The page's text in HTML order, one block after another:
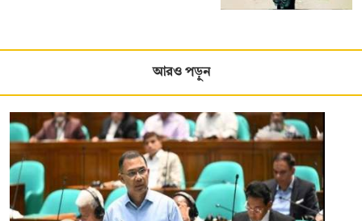
আরও পড়ুন